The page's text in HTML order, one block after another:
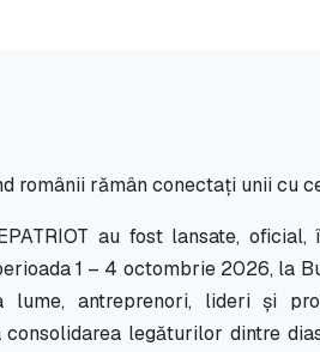
românii rămân conectați unii cu
au fost lansate,
1 – 4 octombrie 2026, la
lume, antreprenori, lideri și
legăturilor dintre